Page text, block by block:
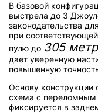
В базовой
выстрела до 3
законодательства
при
пулю до 305
дает уверенную
повышенную
Основу конструкции
схема с переломным
фиксируется в